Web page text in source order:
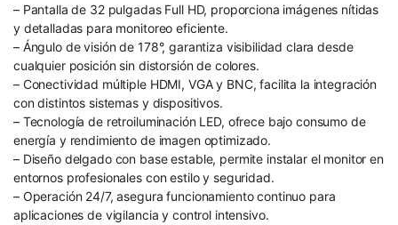
– Pantalla de 32 pulgadas Full HD, proporciona imágenes nítidas
y detalladas para monitoreo eficiente.
– Ángulo de visión de 178°, garantiza visibilidad clara desde
cualquier posición sin distorsión de colores.
– Conectividad múltiple HDMI, VGA y BNC, facilita la integración
con distintos sistemas y dispositivos.
– Tecnología de retroiluminación LED, ofrece bajo consumo de
energía y rendimiento de imagen optimizado.
– Diseño delgado con base estable, permite instalar el monitor en
entornos profesionales con estilo y seguridad.
– Operación 24/7, asegura funcionamiento continuo para
aplicaciones de vigilancia y control intensivo.